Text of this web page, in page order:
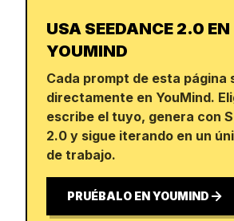
USA SEEDANCE 2.0 EN
YOUMIND
Cada prompt de esta página
directamente en YouMind.
escribe el tuyo, genera con
2.0 y sigue iterando en un
de trabajo.
PRUÉBALO EN YOUMIND